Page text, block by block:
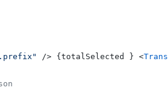
/> {totalSelected } <Trans